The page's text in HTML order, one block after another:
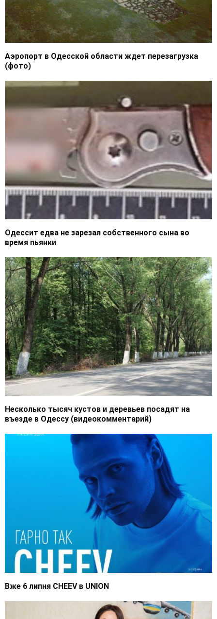
Аэропорт в Одесской области ждет перезагрузка
(фото)
Одессит едва не зарезал собственного сына во
время пьянки
Несколько тысяч кустов и деревьев посадят на
въезде в Одессу (видеокомментарий)
Вже 6 липня CHEEV в UNION